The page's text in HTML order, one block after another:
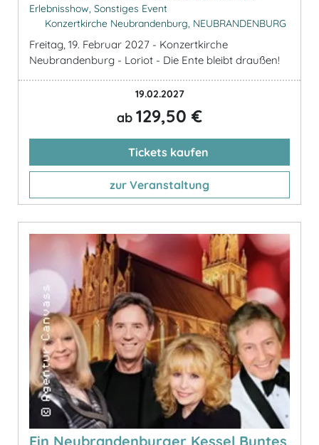
Erlebnisshow, Sonstiges Event
Konzertkirche Neubrandenburg, NEUBRANDENBURG
Freitag, 19. Februar 2027 - Konzertkirche
Neubrandenburg - Loriot - Die Ente bleibt draußen!
19.02.2027
ab 129,50 €
Tickets kaufen
zur Veranstaltung
Ein Neubrandenburger Kessel Buntes